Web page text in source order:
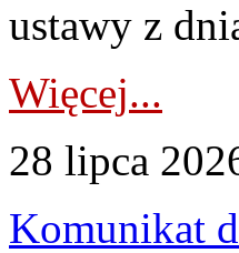
ustawy z
Więcej...
28 lipca
Komunikat